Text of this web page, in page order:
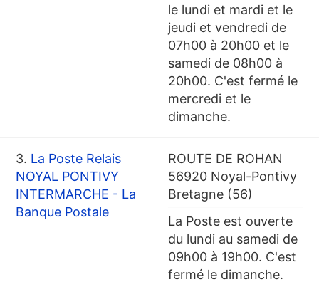
le lundi et mardi et le
jeudi et vendredi de
07h00 à 20h00 et le
samedi de 08h00 à
20h00. C'est fermé le
mercredi et le
dimanche.
3. La Poste Relais
NOYAL PONTIVY
INTERMARCHE - La
Banque Postale
ROUTE DE ROHAN
56920 Noyal-Pontivy
Bretagne (56)
La Poste est ouverte
du lundi au samedi de
09h00 à 19h00. C'est
fermé le dimanche.